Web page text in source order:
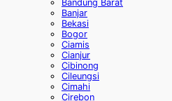
Bandung Barat
Banjar
Bekasi
Bogor
Ciamis
Cianjur
Cibinong
Cileungsi
Cimahi
Cirebon